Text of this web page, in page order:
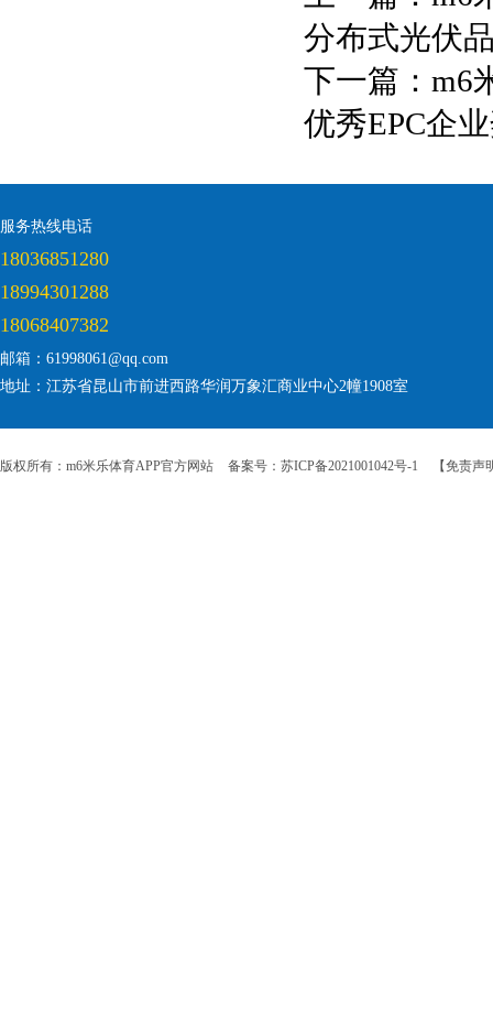
分布式光伏
下一篇： m6
优秀EPC企
服务热线电话
18036851280
18994301288
18068407382
邮箱：61998061@qq.com
地址：江苏省昆山市前进西路华润万象汇商业中心2幢1908室
版权所有：m6米乐体育APP官方网站 备案号：苏ICP备2021001042号-1 【免责声